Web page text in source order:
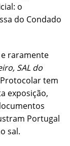
o
do Condado
raramente
SAL do
Protocolar tem
exposição,
Portugal
sal.